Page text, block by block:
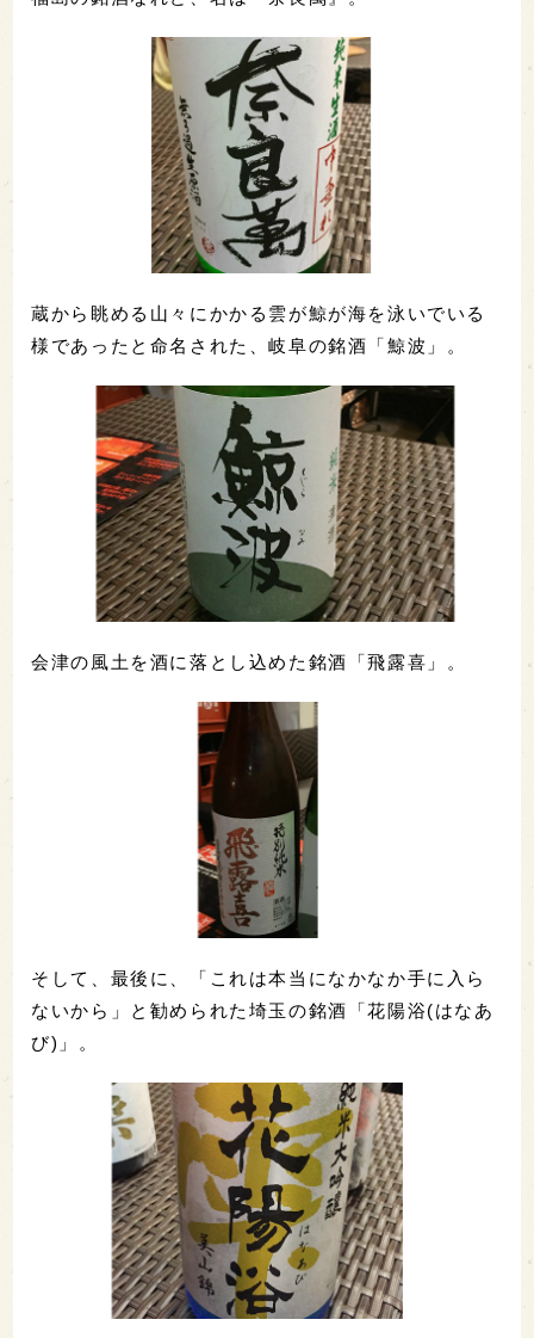
蔵から眺める山々にかかる雲が鯨が海を泳いでいる
様であったと命名された、岐阜の銘酒「鯨波」。
会津の風土を酒に落とし込めた銘酒「飛露喜」。
そして、最後に、「これは本当になかなか手に入ら
ないから」と勧められた埼玉の銘酒「花陽浴(はなあ
び)」。